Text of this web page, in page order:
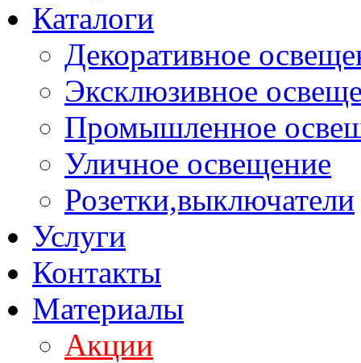
Каталоги
Декоративное
Эксклюзивное
Промышленное
Уличное освещение
Розетки,выключатели
Услуги
Контакты
Материалы
Акции